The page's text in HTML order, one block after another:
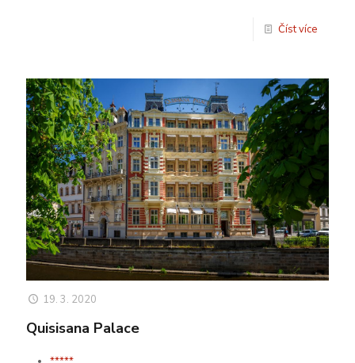
Číst více
19. 3. 2020
Quisisana Palace